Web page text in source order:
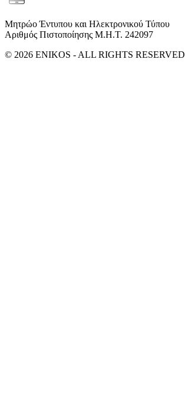
Μητρώο Έντυπου και Ηλεκτρονικού Τύπου
Αριθμός Πιστοποίησης Μ.Η.Τ. 242097
© 2026 ENIKOS - ALL RIGHTS RESERVED